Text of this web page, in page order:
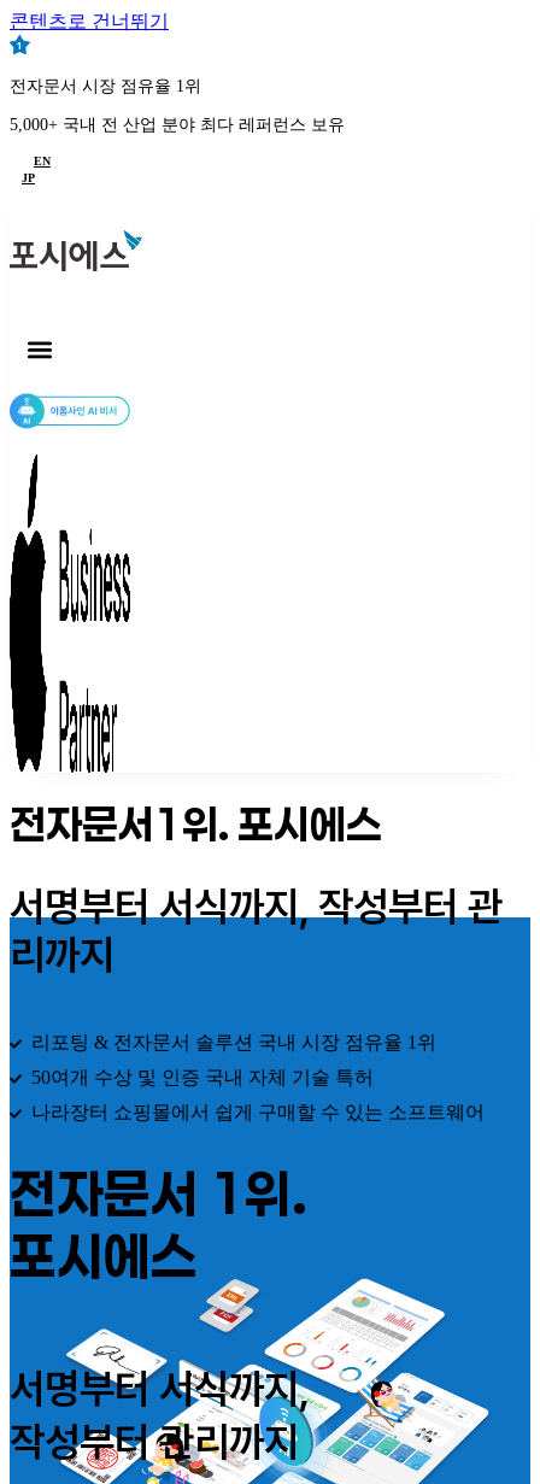
콘텐츠로 건너뛰기
전자문서 시장 점유율 1위
5,000+ 국내 전 산업 분야 최다 레퍼런스 보유
EN
JP
전자문서1위. 포시에스
서명부터 서식까지, 작성부터 관
리까지
리포팅 & 전자문서 솔루션 국내 시장 점유율 1위
50여개 수상 및 인증 국내 자체 기술 특허
나라장터 쇼핑몰에서 쉽게 구매할 수 있는 소프트웨어
전자문서 1위.
포시에스
서명부터 서식까지,
작성부터 관리까지